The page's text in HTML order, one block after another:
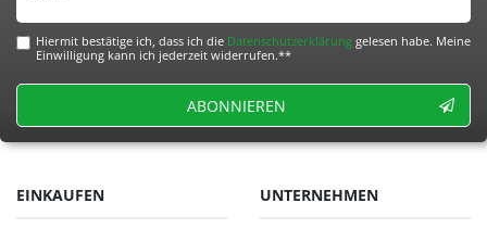
Hiermit bestätige ich, dass ich die Daten­schutz­erklärunggelesen habe. Meine
Einwilligung kann ich jederzeit widerrufen.**
ABONNIEREN
EINKAUFEN UNTERNEHMEN